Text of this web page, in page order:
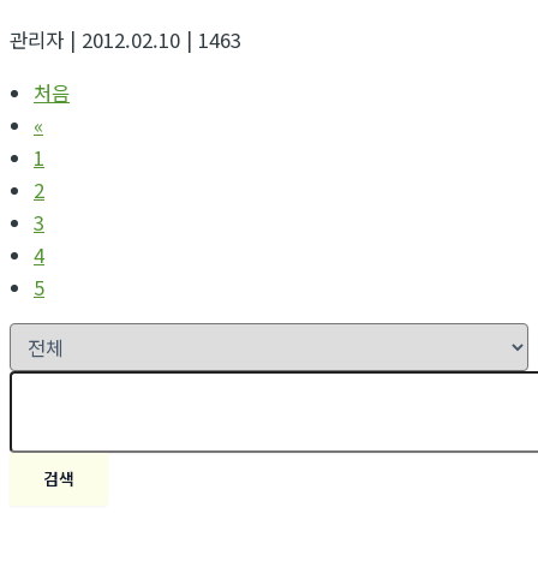
관리자 | 2012.02.10 | 1463
처음
«
1
2
3
4
5
검색